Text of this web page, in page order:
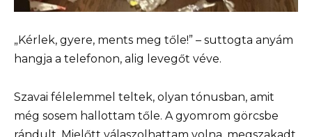
„Kérlek, gyere, ments meg tőle!” – suttogta anyám
hangja a telefonon, alig levegőt véve.
Szavai félelemmel teltek, olyan tónusban, amit
még sosem hallottam tőle. A gyomrom görcsbe
rándult. Mielőtt válaszolhattam volna, megszakadt